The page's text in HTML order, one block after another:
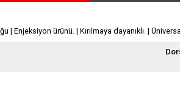
| Enjeksiyon ürünü. | Kırılmaya dayanıklı. |